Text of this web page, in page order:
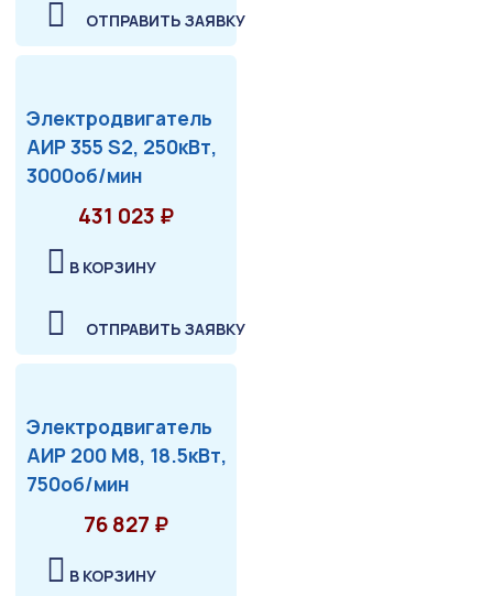
ОТПРАВИТЬ ЗАЯВКУ
Электродвигатель
АИР 355 S2, 250кВт,
3000об/мин
431 023 ₽
В КОРЗИНУ
ОТПРАВИТЬ ЗАЯВКУ
Электродвигатель
АИР 200 М8, 18.5кВт,
750об/мин
76 827 ₽
В КОРЗИНУ